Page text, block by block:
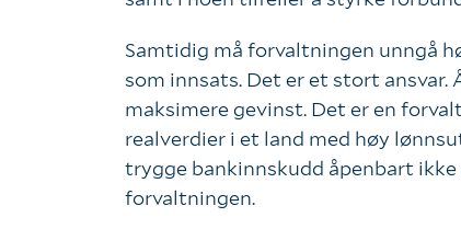
Samtidig må forvaltningen unngå
som innsats. Det er et stort ansvar.
maksimere gevinst. Det er en
realverdier i et land med høy
trygge bankinnskudd åpenbart ikke
forvaltningen.